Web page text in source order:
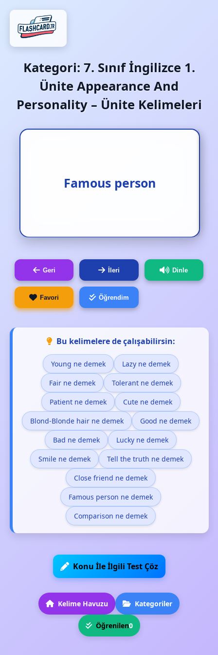
Kategori: 7. Sınıf İngilizce 1.
Ünite Appearance And
Personality – Ünite Kelimeleri
Famous person
Ünlü kişi
Geri İleri Dinle
Favori Öğrendim
Bu kelimelere de çalışabilirsin:
Young ne demek Lazy ne demek
Fair ne demek Tolerant ne demek
Patient ne demek Cute ne demek
Blond-Blonde hair ne demek Good ne demek
Bad ne demek Lucky ne demek
Smile ne demek Tell the truth ne demek
Close friend ne demek
Famous person ne demek
Comparison ne demek
Konu İle İlgili Test Çöz
Kelime Havuzu Kategoriler
Öğrenilen0